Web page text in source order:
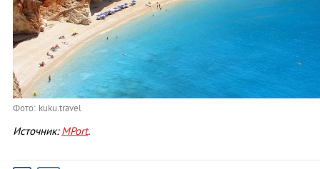
Фото: kuku.travel
Источник:MPort.